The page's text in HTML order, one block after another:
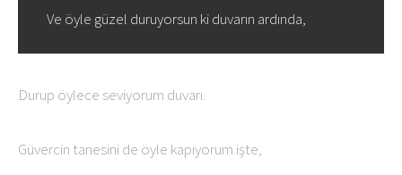
Ve öyle güzel duruyorsun ki duvarın ardında,
Durup öylece seviyorum duvarı.
Güvercin tanesini de öyle kapıyorum işte,